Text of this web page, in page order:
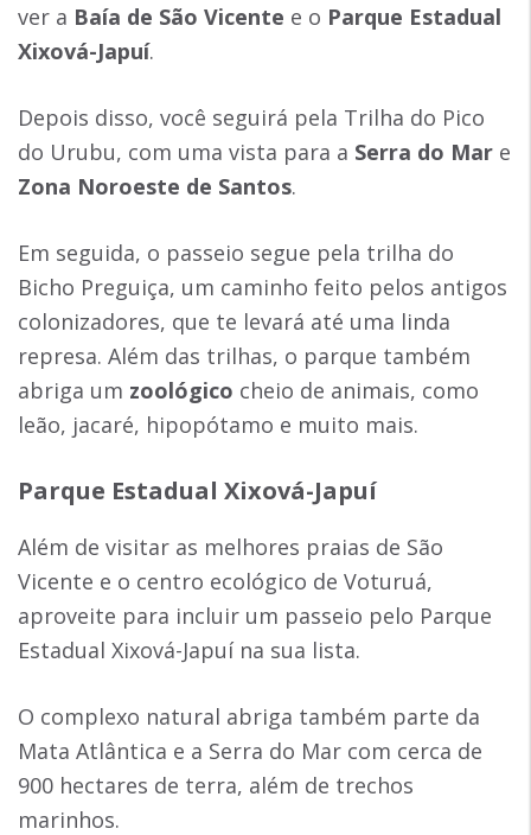
ver a Baía de São Vicente e o Parque Estadual
Xixová-Japuí.
Depois disso, você seguirá pela Trilha do Pico
do Urubu, com uma vista para a Serra do Mar e
Zona Noroeste de Santos.
Em seguida, o passeio segue pela trilha do
Bicho Preguiça, um caminho feito pelos antigos
colonizadores, que te levará até uma linda
represa. Além das trilhas, o parque também
abriga um zoológico cheio de animais, como
leão, jacaré, hipopótamo e muito mais.
Parque Estadual Xixová-Japuí
Além de visitar as melhores praias de São
Vicente e o centro ecológico de Voturuá,
aproveite para incluir um passeio pelo Parque
Estadual Xixová-Japuí na sua lista.
O complexo natural abriga também parte da
Mata Atlântica e a Serra do Mar com cerca de
900 hectares de terra, além de trechos
marinhos.